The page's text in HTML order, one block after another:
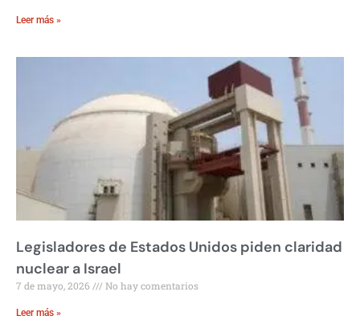
Leer más »
Legisladores de Estados Unidos piden claridad
nuclear a Israel
7 de mayo, 2026 No hay comentarios
Leer más »